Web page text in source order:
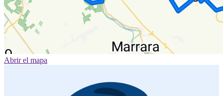
Abrir el mapa